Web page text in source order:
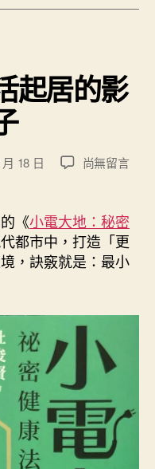
的
法
”
起居的影
18 日
在
水
電
地
：
起
響
因
子
〉
中
尚無留言
《小電大地：秘密
都市中，打造「更
，訣竅就是：最小